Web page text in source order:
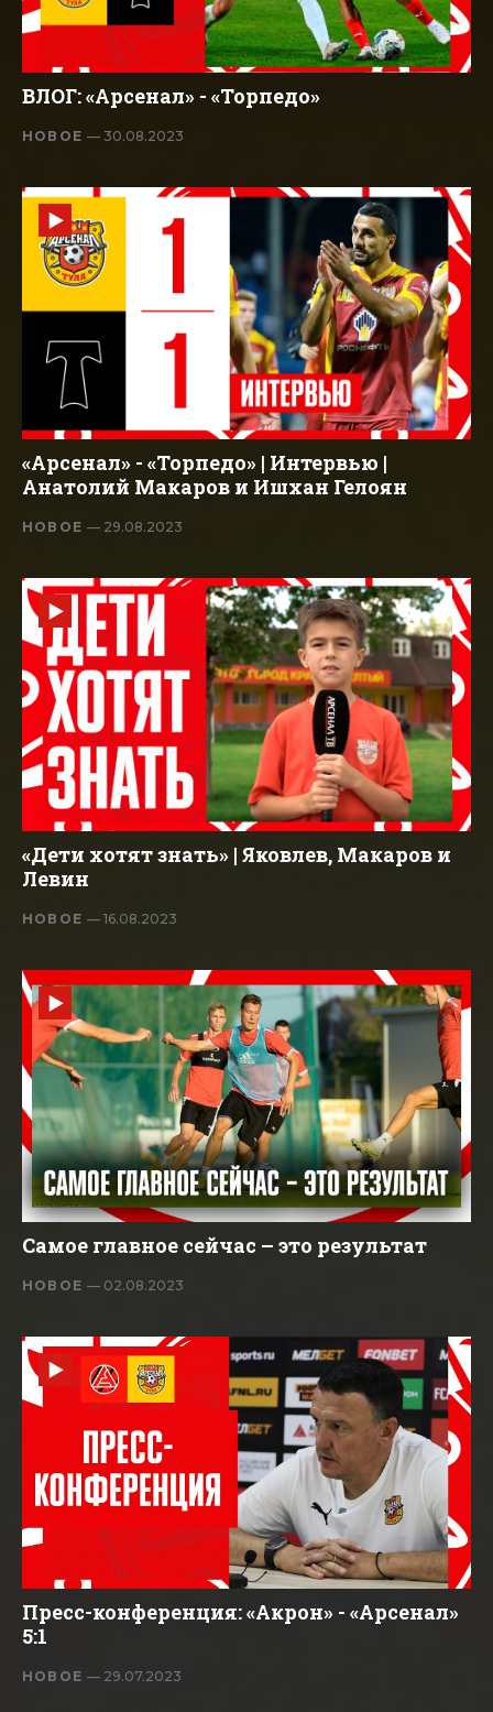
ВЛОГ: «Арсенал» - «Торпедо»
НОВОЕ— 30.08.2023
«Арсенал» - «Торпедо» | Интервью |
Анатолий Макаров и Ишхан Гелоян
НОВОЕ— 29.08.2023
«Дети хотят знать» | Яковлев, Макаров и
Левин
НОВОЕ— 16.08.2023
Самое главное сейчас – это результат
НОВОЕ— 02.08.2023
Пресс-конференция: «Акрон» - «Арсенал»
5:1
НОВОЕ— 29.07.2023